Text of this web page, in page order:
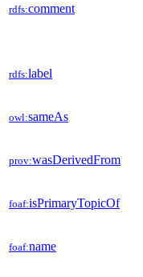
rdfs:comment
rdfs:label
owl:sameAs
prov:wasDerivedFrom
foaf:isPrimaryTopicOf
foaf:name